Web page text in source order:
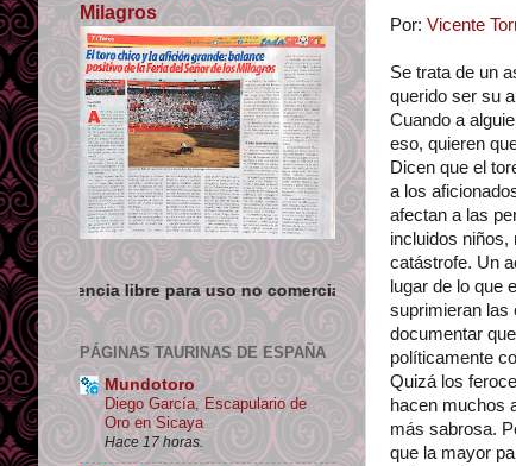
Por: Vicente
Se trata de un
querido ser su
Cuando a
eso, quieren
Dicen que el
a los
afectan a las
incluidos niños,
catástrofe. Un
lugar de lo que
suprimieran las
documentar
políticamente
Quizá los
hacen muchos
más sabrosa.
que la mayor
Milagros
uso no comercial siempre que se de crédito y enlace su
PÁGINAS TAURINAS DE ESPAÑA
Mundotoro
Diego García, Escapulario de
Oro en Sicaya
Hace 17 horas.